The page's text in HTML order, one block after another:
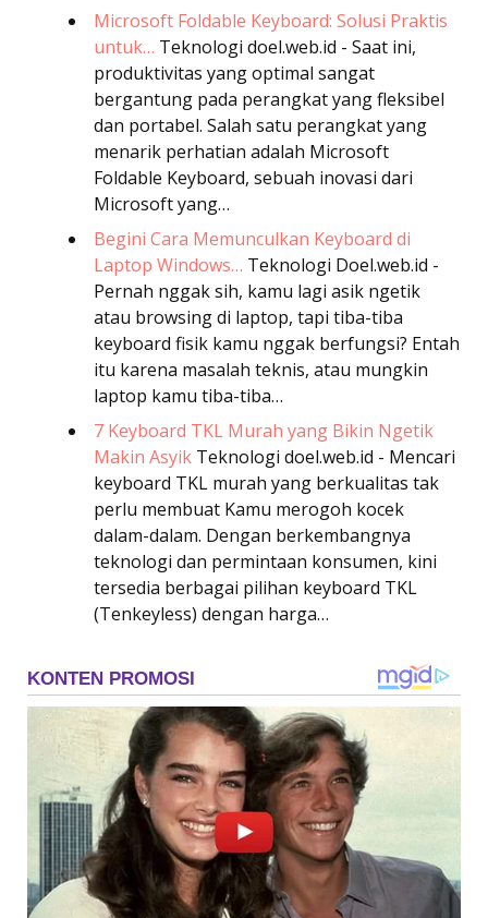
Microsoft Foldable Keyboard: Solusi Praktis
untuk… Teknologi doel.web.id - Saat ini,
produktivitas yang optimal sangat
bergantung pada perangkat yang fleksibel
dan portabel. Salah satu perangkat yang
menarik perhatian adalah Microsoft
Foldable Keyboard, sebuah inovasi dari
Microsoft yang…
Begini Cara Memunculkan Keyboard di
Laptop Windows… Teknologi Doel.web.id -
Pernah nggak sih, kamu lagi asik ngetik
atau browsing di laptop, tapi tiba-tiba
keyboard fisik kamu nggak berfungsi? Entah
itu karena masalah teknis, atau mungkin
laptop kamu tiba-tiba…
7 Keyboard TKL Murah yang Bikin Ngetik
Makin Asyik Teknologi doel.web.id - Mencari
keyboard TKL murah yang berkualitas tak
perlu membuat Kamu merogoh kocek
dalam-dalam. Dengan berkembangnya
teknologi dan permintaan konsumen, kini
tersedia berbagai pilihan keyboard TKL
(Tenkeyless) dengan harga…